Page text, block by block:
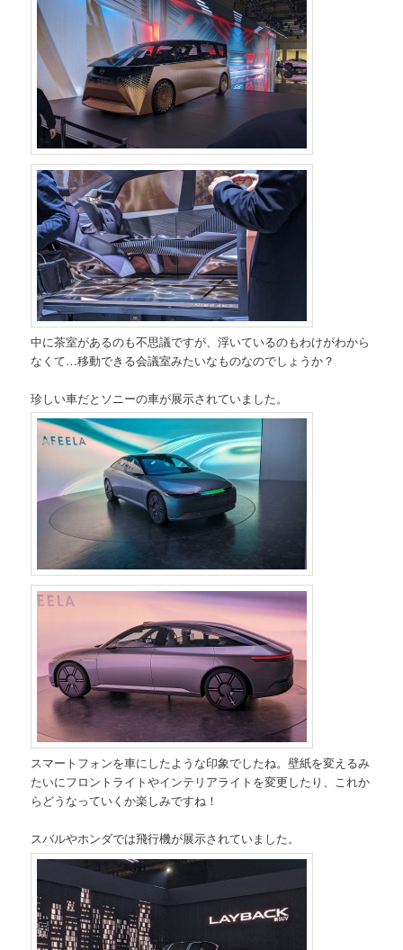
中に茶室があるのも不思議ですが、浮いているのもわけがわから
なくて…移動できる会議室みたいなものなのでしょうか？
珍しい車だとソニーの車が展示されていました。
スマートフォンを車にしたような印象でしたね。壁紙を変えるみ
たいにフロントライトやインテリアライトを変更したり、これか
らどうなっていくか楽しみですね！
スバルやホンダでは飛行機が展示されていました。